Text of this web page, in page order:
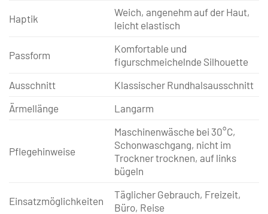
Haptik
Weich, angenehm auf der Haut,
leicht elastisch
Passform
Komfortable und
figurschmeichelnde Silhouette
Ausschnitt
Klassischer Rundhalsausschnitt
Ärmellänge
Langarm
Pflegehinweise
Maschinenwäsche bei 30°C,
Schonwaschgang, nicht im
Trockner trocknen, auf links
bügeln
Einsatzmöglichkeiten
Täglicher Gebrauch, Freizeit,
Büro, Reise